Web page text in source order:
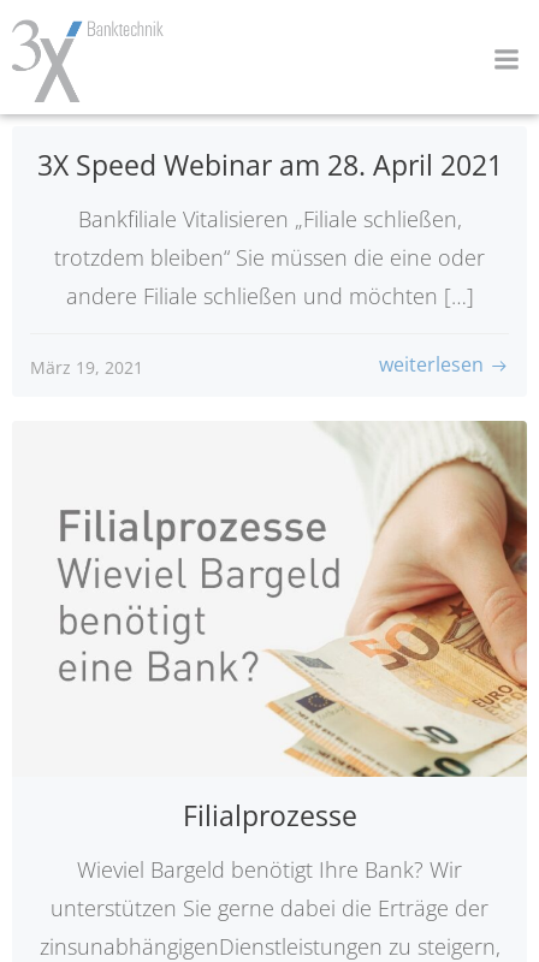
3X Speed Webinar am 28. April 2021
Bankfiliale Vitalisieren „Filiale schließen,
trotzdem bleiben“ Sie müssen die eine oder
andere Filiale schließen und möchten […]
März 19, 2021 weiterlesen
Filialprozesse
Wieviel Bargeld benötigt Ihre Bank? Wir
unterstützen Sie gerne dabei die Erträge der
zinsunabhängigenDienstleistungen zu steigern,